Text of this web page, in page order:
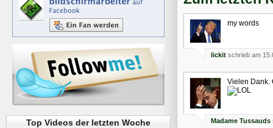
my words
lickit schrieb am
Vielen Dank.
Madame Tussauds
Top Videos der letzten Woche